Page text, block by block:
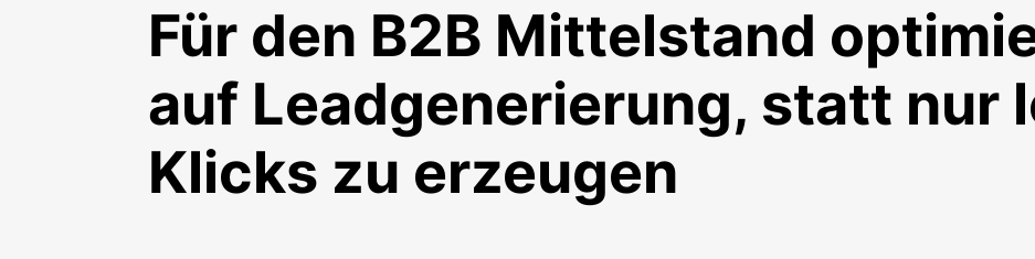
Für den B2B Mittelstand
auf Leadgenerierung, statt nur
Klicks zu erzeugen